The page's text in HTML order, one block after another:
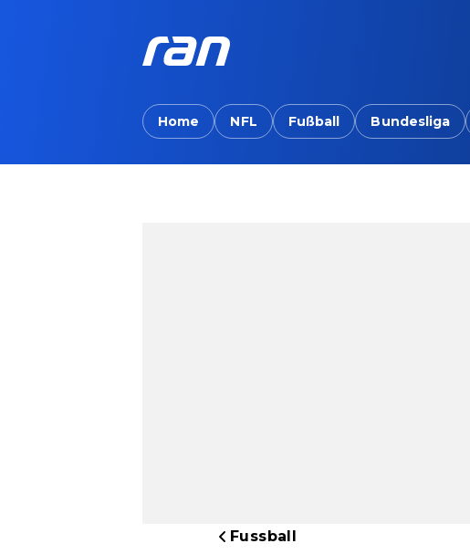
Home NFL Fußball Bundesliga
Fussball